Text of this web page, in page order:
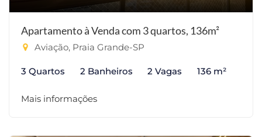
Apartamento à Venda com 3 quartos, 136m²
Aviação, Praia Grande-SP
3 Quartos 2 Banheiros 2 Vagas 136 m²
Mais informações